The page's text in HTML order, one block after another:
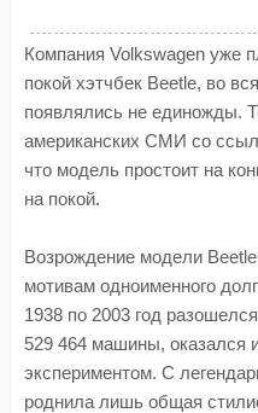
Компания Volkswagen уже
покой хэтчбек Beetle, во
появлялись не единожды.
американских СМИ со
что модель простоит на
на покой.
Возрождение модели
мотивам одноименного
1938 по 2003 год
529 464 машины, оказался
экспериментом. С
роднила лишь общая